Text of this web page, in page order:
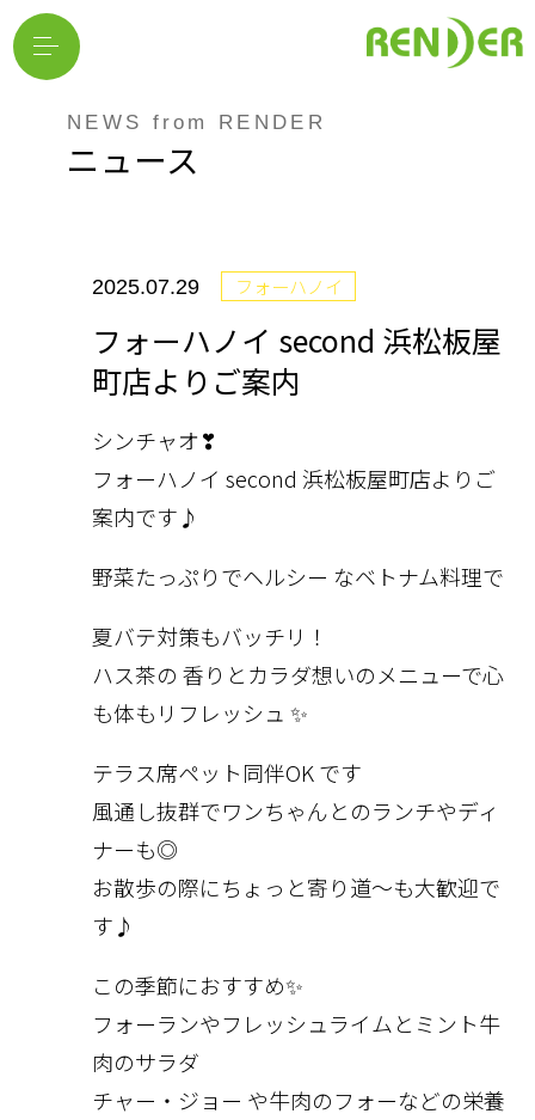
NEWS from RENDER
ニュース
2025.07.29 フォーハノイ
フォーハノイ second 浜松板屋
町店よりご案内
シンチャオ❣
フォーハノイ second 浜松板屋町店よりご
案内です♪
野菜たっぷりでヘルシー なベトナム料理で
夏バテ対策もバッチリ！
ハス茶の 香りとカラダ想いのメニューで心
も体もリフレッシュ ✨
テラス席ペット同伴OKです
風通し抜群でワンちゃんとのランチやディ
ナーも◎
お散歩の際にちょっと寄り道～も大歓迎で
す♪
この季節におすすめ✨
フォーランやフレッシュライムとミント牛
肉のサラダ
チャー ・ジョー や牛肉のフォーなどの栄養